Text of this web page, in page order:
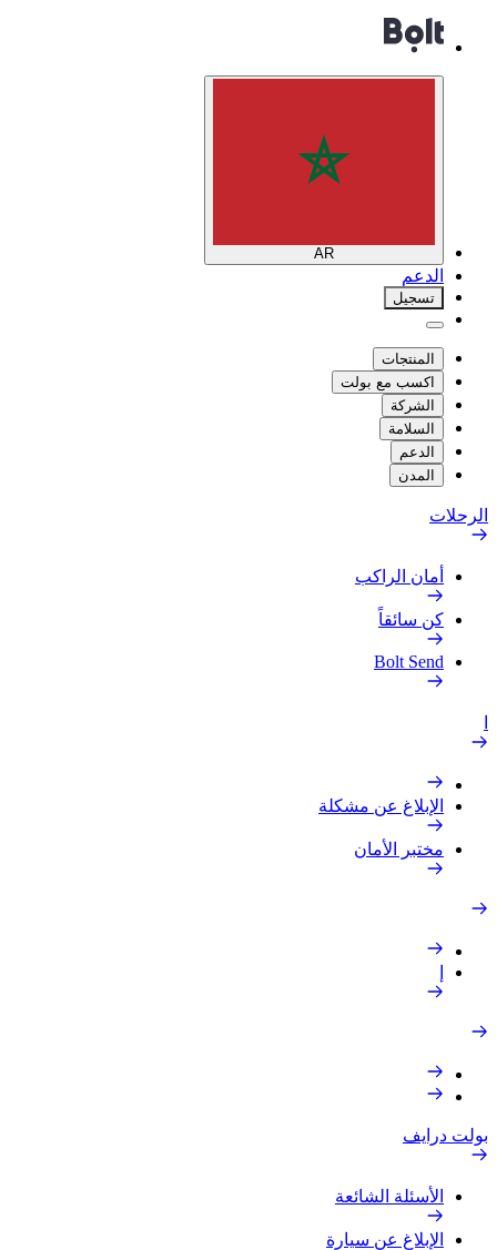
AR
الدعم
تسجيل
المنتجات
اكسب مع بولت
الشركة
السلامة
الدعم
المدن
الرحلات
أمان الراكب
كن سائقاً
Bolt Send
الإبلاغ عن مشكلة
مختبر الأمان
بولت درايف
الأسئلة الشائعة
الإبلاغ عن سيارة